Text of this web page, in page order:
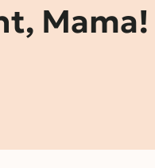
Mama!